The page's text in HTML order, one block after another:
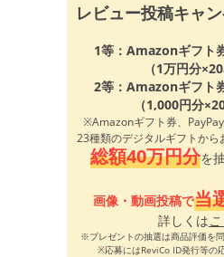
レビュー投稿キャ
1等：Amazonギフト
（1万円分×20
2等：Amazonギフト
（1,000円分
※Amazonギフト券、PayPay
23種類のデジタルギフトから
総額40万円分を
画像・動画投稿で当
詳しくは
※プレゼントの抽選は商品評価を問
※応募にはReviCo ID発行等の